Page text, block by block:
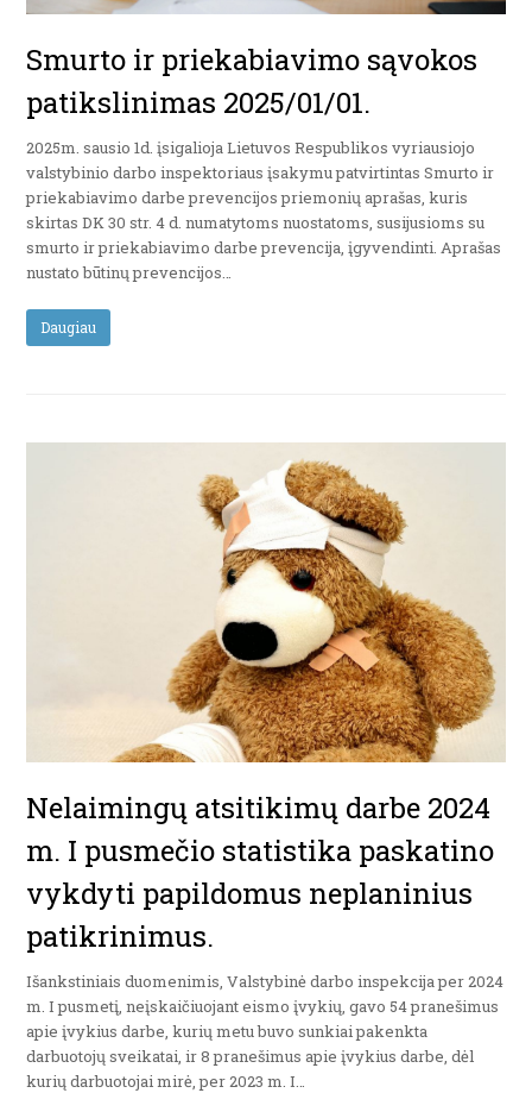
Smurto ir priekabiavimo sąvokos
patikslinimas 2025/01/01.
2025m. sausio 1d. įsigalioja Lietuvos Respublikos vyriausiojo
valstybinio darbo inspektoriaus įsakymu patvirtintas Smurto ir
priekabiavimo darbe prevencijos priemonių aprašas, kuris
skirtas DK 30 str. 4 d. numatytoms nuostatoms, susijusioms su
smurto ir priekabiavimo darbe prevencija, įgyvendinti. Aprašas
nustato būtinų prevencijos…
Daugiau
Nelaimingų atsitikimų darbe 2024
m. I pusmečio statistika paskatino
vykdyti papildomus neplaninius
patikrinimus.
Išankstiniais duomenimis, Valstybinė darbo inspekcija per 2024
m. I pusmetį, neįskaičiuojant eismo įvykių, gavo 54 pranešimus
apie įvykius darbe, kurių metu buvo sunkiai pakenkta
darbuotojų sveikatai, ir 8 pranešimus apie įvykius darbe, dėl
kurių darbuotojai mirė, per 2023 m. I…